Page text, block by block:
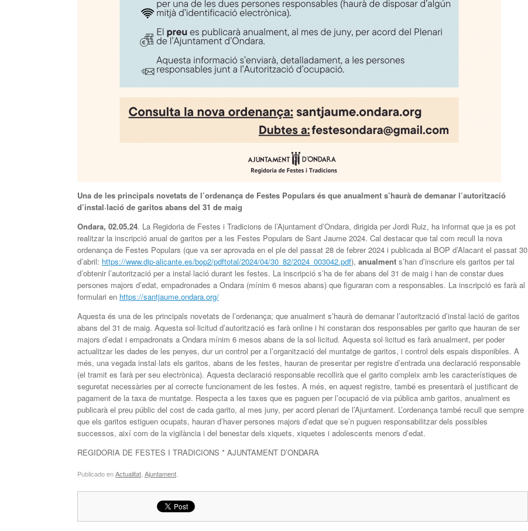
Una de les principals novetats de l’ordenança de Festes Populars és que anualment s’haurà de demanar l’autorització
d’instal·lació de garitos abans del 31 de maig
Ondara, 02.05.24. La Regidoria de Festes i Tradicions de l’Ajuntament d’Ondara, dirigida per Jordi Ruiz, ha informat que ja es pot
realitzar la inscripció anual de garitos per a les Festes Populars de Sant Jaume 2024. Cal destacar que tal com recull la nova
ordenança de Festes Populars (que va ser aprovada en el ple del passat 28 de febrer 2024 i publicada al BOP d’Alacant el passat 30
d’abril: https://www.dip-alicante.es/bop2/pdftotal/2024/04/30_82/2024_003042.pdf), anualment s’han d’inscriure els garitos per tal
d’obtenir l’autorització per a instal·lació durant les festes. La inscripció s’ha de fer abans del 31 de maig i han de constar dues
persones majors d’edat, empadronades a Ondara (mínim 6 mesos abans) que figuraran com a responsables. La inscripció es farà al
formulari en https://santjaume.ondara.org/
Aquesta és una de les principals novetats de l’ordenança; que anualment s’haurà de demanar l’autorització d’instal·lació de garitos
abans del 31 de maig. Aquesta sol·licitud d’autorització es farà online i hi constaran dos responsables per garito que hauran de ser
majors d’edat i empadronats a Ondara mínim 6 mesos abans de la sol·licitud. Aquesta sol·licitud es farà anualment, per poder
actualitzar les dades de les penyes, dur un control per a l’organització del muntatge de garitos, i control dels espais disponibles. A
més, una vegada instal·lats els garitos, abans de les festes, hauran de presentar per registre d’entrada una declaració responsable
(el tramit es farà per seu electrònica). Aquesta declaració responsable recollirà que el garito compleix amb les característiques de
seguretat necessàries per al correcte funcionament de les festes. A més, en aquest registre, també es presentarà el justificant de
pagament de la taxa de muntatge. Respecta a les taxes que es paguen per l’ocupació de via pública amb garitos, anualment es
publicarà el preu públic del cost de cada garito, al mes juny, per acord plenari de l’Ajuntament. L’ordenança també recull que sempre
que els garitos estiguen ocupats, hauran d’haver persones majors d’edat que se’n puguen responsabilitzar dels possibles
successos, així com de la vigilància i del benestar dels xiquets, xiquetes i adolescents menors d’edat.
REGIDORIA DE FESTES I TRADICIONS * AJUNTAMENT D’ONDARA
Publicado enActualitat Ajuntament